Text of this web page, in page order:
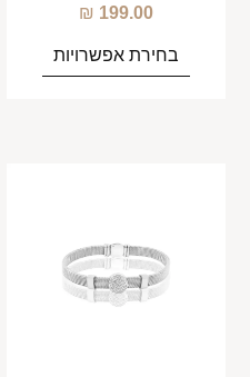
199.00
₪
בחירת אפשרויות